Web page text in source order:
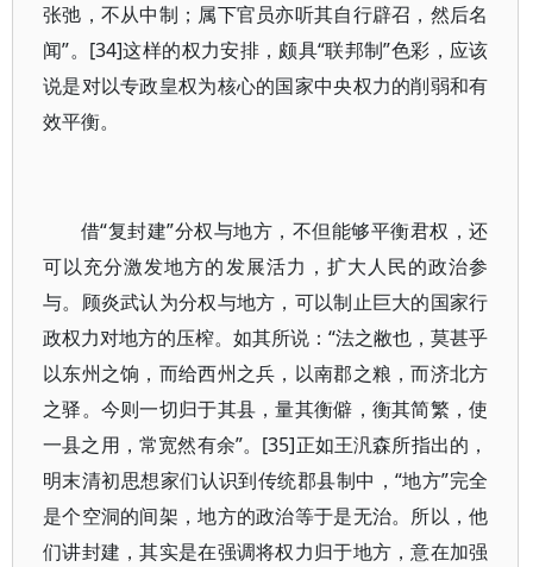
张弛，不从中制；属下官员亦听其自行辟召，然后名
闻”。[34]这样的权力安排，颇具“联邦制”色彩，应该
说是对以专政皇权为核心的国家中央权力的削弱和有
效平衡。
借“复封建”分权与地方，不但能够平衡君权，还
可以充分激发地方的发展活力，扩大人民的政治参
与。顾炎武认为分权与地方，可以制止巨大的国家行
政权力对地方的压榨。如其所说：“法之敝也，莫甚乎
以东州之饷，而给西州之兵，以南郡之粮，而济北方
之驿。今则一切归于其县，量其衡僻，衡其简繁，使
一县之用，常宽然有余”。[35]正如王汎森所指出的，
明末清初思想家们认识到传统郡县制中，“地方”完全
是个空洞的间架，地方的政治等于是无治。所以，他
们讲封建，其实是在强调将权力归于地方，意在加强